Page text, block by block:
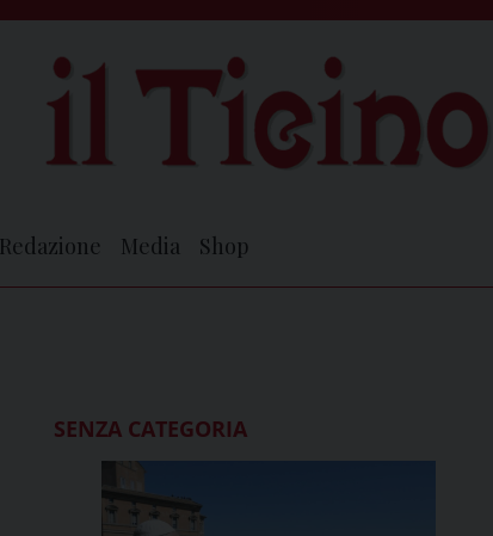
Redazione Media Shop
SENZA CATEGORIA